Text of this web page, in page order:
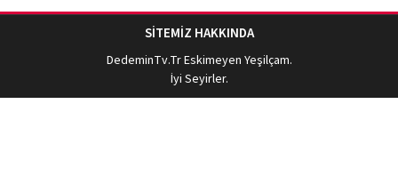
SİTEMİZ HAKKINDA
DedeminTv.TrEskimeyen Yeşilçam.
İyi Seyirler.